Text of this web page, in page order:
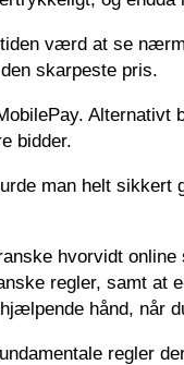
værd at se
skarpeste pris.
bidder.
man helt
hvorvidt
regler, samt
hånd, når
regler